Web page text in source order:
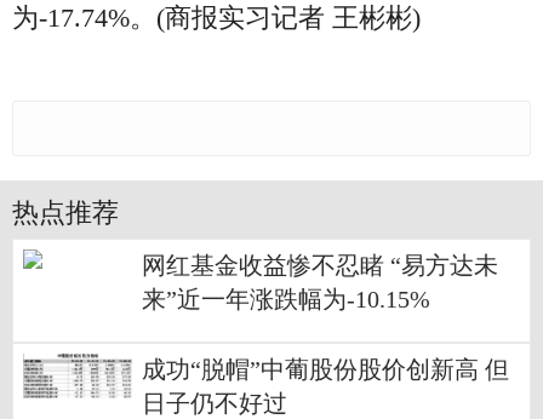
为-17.74%。(商报实习记者 王彬彬)
热点推荐
网红基金收益惨不忍睹 “易方达未
来”近一年涨跌幅为-10.15%
成功“脱帽”中葡股份股价创新高 但
日子仍不好过